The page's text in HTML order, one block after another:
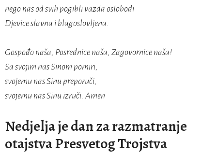
nego nas od svih pogibli vazda oslobodi
Djevice slavna i blagoslovljena.
Gospođo naša, Posrednice naša, Zagovornice naša!
Sa svojim nas Sinom pomiri,
svojemu nas Sinu preporuči,
svojemu nas Sinu izruči. Amen
Nedjelja je dan za razmatranje
otajstva Presvetog Trojstva